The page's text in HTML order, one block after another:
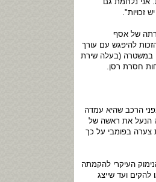
זכויות".
של אסף
להיפגש עם עורך
במשטרה (בעלה שירת
חסרת רסן.
הרכב שהיא עמדה
הנעל את ראשה של
צערה בפומבי על כך
ללא מסגרת. הנימוק העיקרי להקמתה
להקים ועד שייצג